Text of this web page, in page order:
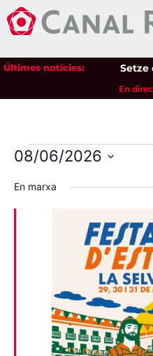
Últimes notícies: Setze
En
08/06/2026
una
data.
En marxa